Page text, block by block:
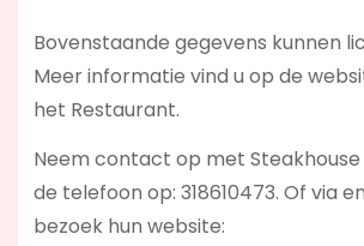
Bovenstaande gegevens kunnen
Meer informatie vind u op de
het Restaurant.
Neem contact op met Steakhouse
de telefoon op: 318610473. Of via
bezoek hun website: